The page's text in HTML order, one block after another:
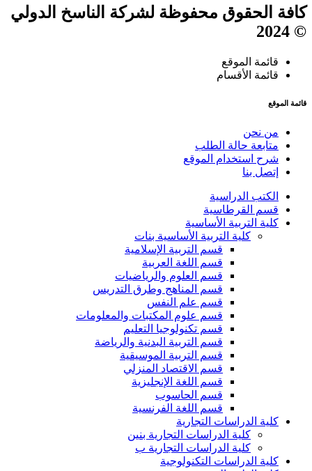
كافة الحقوق محفوظة لشركة الناسخ الدولي
© 2024
قائمة الموقع
قائمة الأقسام
قائمة الموقع
من نحن
متابعة حالة الطلب
شرح استخدام الموقع
إتصل بنا
الكتب الدراسية
قسم القرطاسية
كلية التربية الأساسية
كلية التربية الأساسية بنات
قسم التربية الإسلامية
قسم اللغة العربية
قسم العلوم والرياضيات
قسم المناهج وطرق التدريس
قسم علم النفس
قسم علوم المكتبات والمعلومات
قسم تكنولوجيا التعليم
قسم التربية البدنية والرياضة
قسم التربية الموسيقية
قسم الاقتصاد المنزلي
قسم اللغة الإنجليزية
قسم الحاسوب
قسم اللغة الفرنسية
كلية الدراسات التجارية
كلية الدراسات التجارية بنين
كلية الدراسات التجارية ب
كلية الدراسات التكنولوجية